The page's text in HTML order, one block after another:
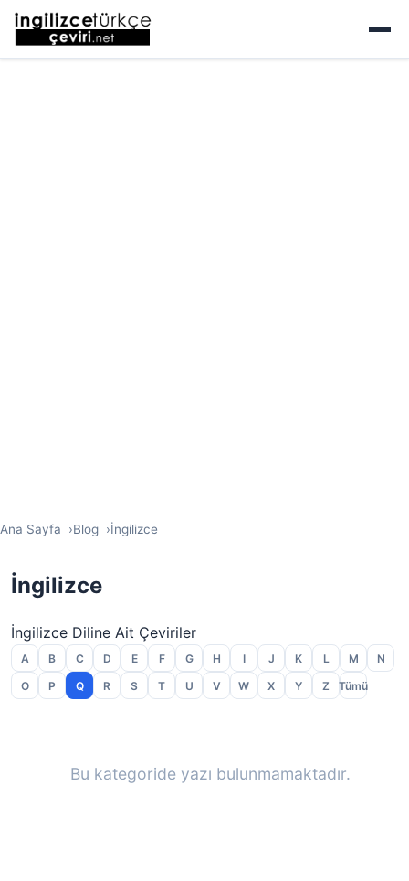
Ana Sayfa Blog İngilizce
İngilizce
İngilizce Diline Ait Çeviriler
A B C D E F G H I J K L M
N
O
P Q R S T U V W X Y Z Tümü
Bu kategoride yazı bulunmamaktadır.